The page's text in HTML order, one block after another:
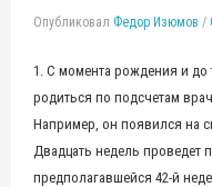
Опубликовал Федор Изюмов /
1. С момента рождения и до
родиться по подсчетам
Например, он появился на
Двадцать недель проведет
предполагавшейся 42-й